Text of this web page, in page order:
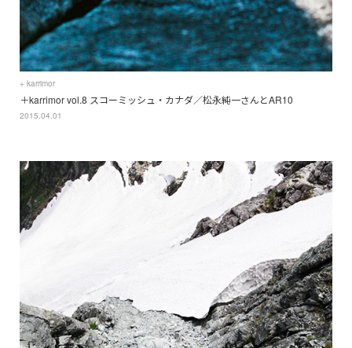
+ karrimor
＋karrimor vol.8 スコーミッシュ・カナダ／松永純一さんとAR10
2015.04.01